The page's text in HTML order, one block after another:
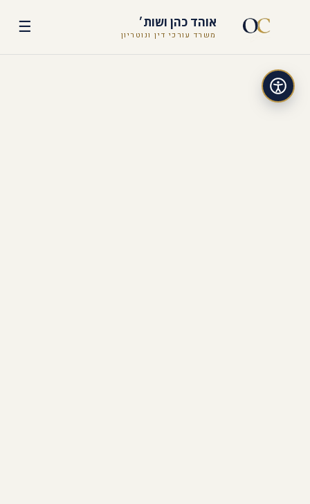
אוהד כהן ושות׳
משרד עורכי דין ונוטריון ☰